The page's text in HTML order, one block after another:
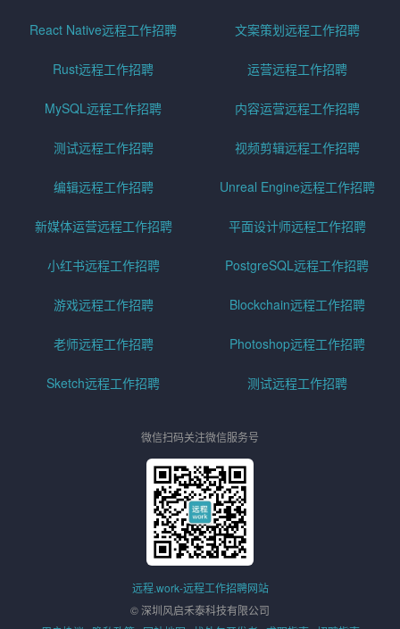
React Native远程工作招聘 文案策划远程工作招聘
Rust远程工作招聘 运营远程工作招聘
MySQL远程工作招聘 内容运营远程工作招聘
测试远程工作招聘 视频剪辑远程工作招聘
编辑远程工作招聘 Unreal Engine远程工作招聘
新媒体运营远程工作招聘 平面设计师远程工作招聘
小红书远程工作招聘 PostgreSQL远程工作招聘
游戏远程工作招聘 Blockchain远程工作招聘
老师远程工作招聘 Photoshop远程工作招聘
Sketch远程工作招聘 测试远程工作招聘
微信扫码关注微信服务号
远程.work-远程工作招聘网站
© 深圳风启禾泰科技有限公司